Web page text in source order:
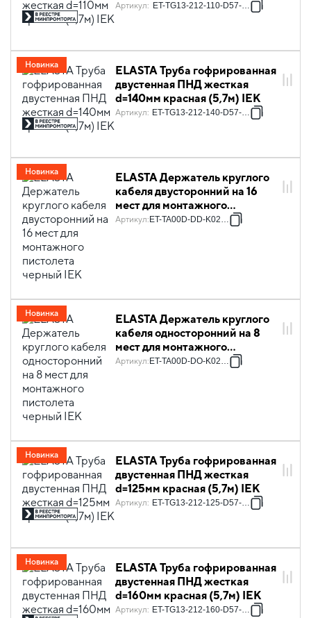
Артикул: ET-TG13-212-110-D57-K04
ELASTA Труба гофрированная
двустенная ПНД жесткая
d=140мм красная (5,7м) IEK
Артикул: ET-TG13-212-140-D57-K04
Новинка
ELASTA Держатель круглого
кабеля двусторонний на 16
мест для монтажного
пистолета черный IEK
Артикул: ET-TA00D-DD-K02-20
Новинка
ELASTA Держатель круглого
кабеля односторонний на 8
мест для монтажного
пистолета черный IEK
Артикул: ET-TA00D-DO-K02-20
Новинка
ELASTA Труба гофрированная
двустенная ПНД жесткая
d=125мм красная (5,7м) IEK
Артикул: ET-TG13-212-125-D57-K04
Новинка
ELASTA Труба гофрированная
двустенная ПНД жесткая
d=160мм красная (5,7м) IEK
Артикул: ET-TG13-212-160-D57-K04
Новинка